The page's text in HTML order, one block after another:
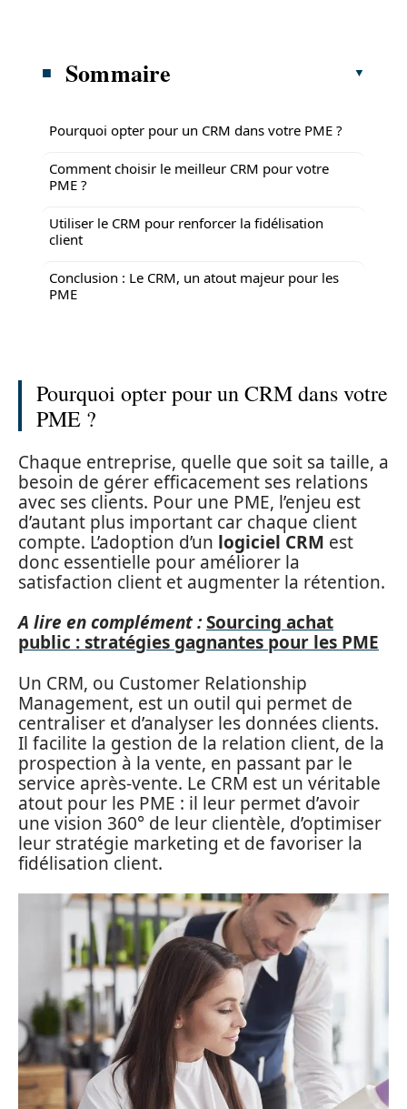
Sommaire
Pourquoi opter pour un CRM dans votre PME ?
Comment choisir le meilleur CRM pour votre
PME ?
Utiliser le CRM pour renforcer la fidélisation
client
Conclusion : Le CRM, un atout majeur pour les
PME
Pourquoi opter pour un CRM dans votre
PME ?
Chaque entreprise, quelle que soit sa taille, a
besoin de gérer efficacement ses relations
avec ses clients. Pour une PME, l’enjeu est
d’autant plus important car chaque client
compte. L’adoption d’un logiciel CRM est
donc essentielle pour améliorer la
satisfaction client et augmenter la rétention.
A lire en complément :Sourcing achat
public : stratégies gagnantes pour les PME
Un CRM, ou Customer Relationship
Management, est un outil qui permet de
centraliser et d’analyser les données clients.
Il facilite la gestion de la relation client, de la
prospection à la vente, en passant par le
service après-vente. Le CRM est un véritable
atout pour les PME : il leur permet d’avoir
une vision 360° de leur clientèle, d’optimiser
leur stratégie marketing et de favoriser la
fidélisation client.